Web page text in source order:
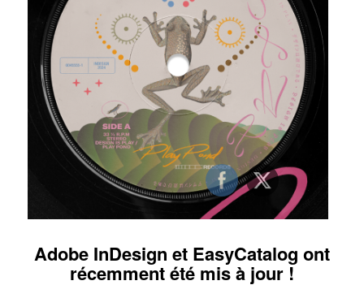
Adobe InDesign et EasyCatalog ont
récemment été mis à jour !